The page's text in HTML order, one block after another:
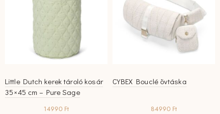
Little Dutch kerek tároló kosár
35×45 cm – Pure Sage
14990 Ft
CYBEX Bouclé övtáska
84990 Ft